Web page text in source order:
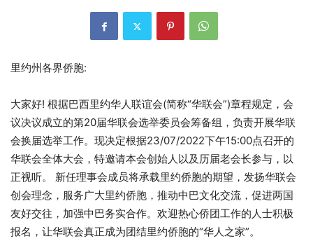
里约州各界侨胞:
大家好! 根据巴西里约华人联谊会(简称“华联会”)章程规定，会
议决议成立的第20届华联会选举委员会筹备组，负责开展华联
会换届选举工作。现决定根据23/07/2022下午15:00点召开的
华联会全体大会，特邀请本会创始人以及历届老会长参与，以
正视听。 新任理事会成员将承载里约侨胞的期望，发扬华联会
创会理念，服务广大里约侨胞，推动中巴文化交流，促进两国
友好交往，加强中巴务实合作。欢迎热心侨团工作的人士积极
报名，让华联会真正成为团结里约侨胞的“华人之家”。